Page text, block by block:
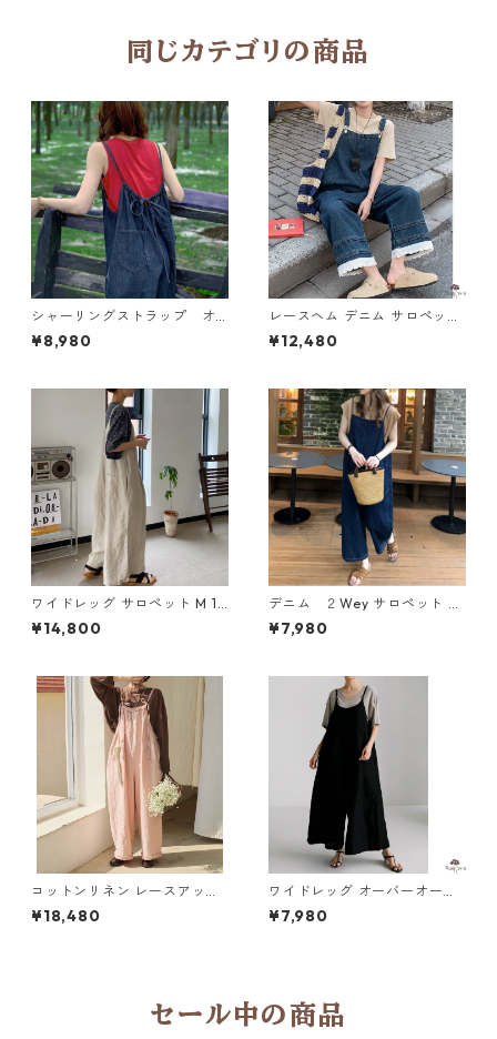
同じカテゴリの商品
シャーリングストラップ オ
ーバーオール N CP021
¥8,980
レースヘム デニム サロペット
M 11190
¥12,480
ワイドレッグ サロペット M 12
-007
¥14,800
デニム ２Wey サロペット N
CP015
¥7,980
コットンリネン レースアップ
サロペット Y 260063
¥18,480
ワイドレッグ オーバーオール
2col M 250309
¥7,980
セール中の商品